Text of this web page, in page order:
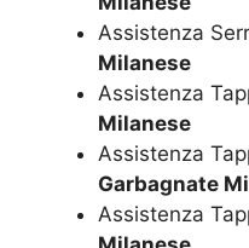
Assistenza
Milanese
Assistenza
Milanese
Assistenza
Garbagnate
Assistenza